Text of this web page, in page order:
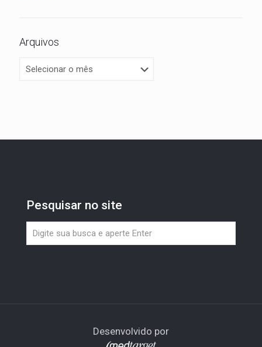
Arquivos
Pesquisar no site
Desenvolvido por